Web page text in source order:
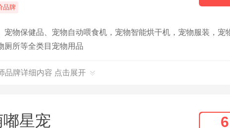
品牌
宠物保健品、宠物自动喂食机，宠物智能烘干机，宠物服装，宠
厕所等全类目宠物用品
品牌详细内容 点击展开
星宠 6